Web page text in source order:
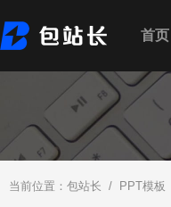
首页
当前位置： 包站长 / PPT模板